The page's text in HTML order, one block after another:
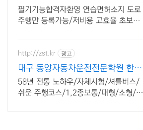
로주행만 교육
필기기능합격자환영 연습면허소지 도로
주행만 등록가능/저비용 고효율 초보맞
http://zst.kr 광고
대구 동양자동차운전전문학원 한국
소비자산업평가5년연속우수
58년 전통 노하우/자체시험/셔틀버스/
쉬운 주행코스/1,2종보통/대형/소형/견